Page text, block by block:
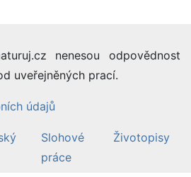
nenesou odpovědnost
uveřejněných prací.
údajů
Slohové
práce
Životopisy